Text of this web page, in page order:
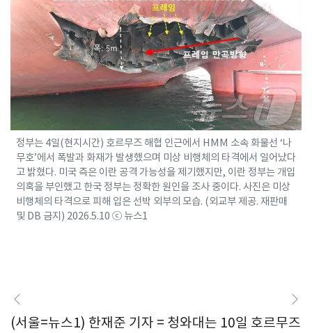
정부는 4일(현지시간) 호르무즈 해협 인근에서 HMM 소속 화물선 ‘나
무호’에서 폭발과 화재가 발생했으며 미상 비행체의 타격에서 일어났다
고 밝혔다. 미국 측은 이란 공격 가능성을 제기했지만, 이란 정부는 개입
의혹을 부인했고 한국 정부는 정확한 원인을 조사 중이다. 사진은 미상
비행체의 타격으로 피해 입은 선박 외부의 모습. (외교부 제공. 재판매
및 DB 금지) 2026.5.10 ⓒ 뉴스1
(서울=뉴스1) 한재준 기자 = 청와대는 10일 호르무즈